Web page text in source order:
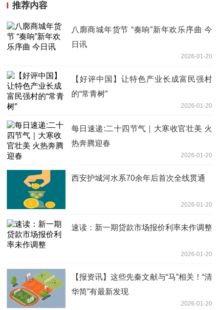
推荐内容
八廓商城年货节 “奏响”新年欢乐序曲 今
日讯
2026-01-20
【好评中国】让特色产业长成富民强村
的“常青树”
2026-01-20
每日速递:二十四节气｜大寒收官壮美 火
热奔腾迎春
2026-01-20
西安护城河水系70余年后首次全线贯通
2026-01-20
速读：新一期贷款市场报价利率未作调整
2026-01-20
【报资讯】这些先秦文献与“马”相关！“清
华简”有最新发现
2026-01-20